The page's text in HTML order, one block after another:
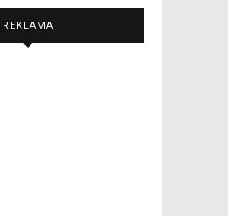
REKLAMA